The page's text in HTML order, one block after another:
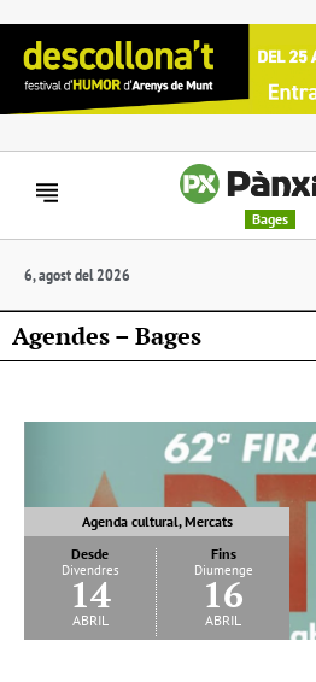
Bages
6, agost del 2026
Agendes – Bages
Agenda cultural, Mercats
Desde
Divendres
14
abril
Fins
Diumenge
16
abril